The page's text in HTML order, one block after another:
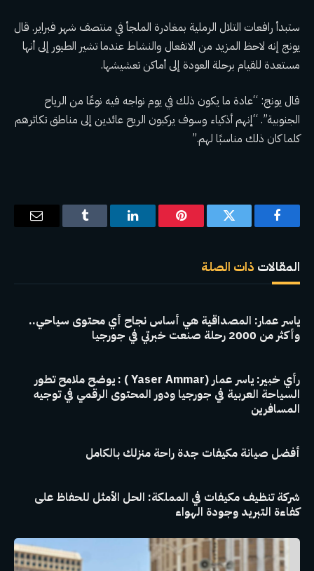
ستبدأ رافعات التلال الرملية بمغادرة الملجأ في منتصف شهر فبراير. قال
يونج إنه لاحظ المزيد من الانفعال والنشاط عندما تشير الطيور إلى أنها
مستعدة للقيام برحلة العودة إلى أماكن تعشيشها.
قال يونج: “عادة ما يكون ذلك في يوم نواجه فيه نوعًا من الرياح
الجنوبية”. “إنهم أذكياء وسوف يركبون الريح عائدين إلى مناطق تكاثرهم
كلما كان ذلك مناسبًا لهم.”
فيسبوك تويتر بينتيريستلينكدإن Tumblr
البريد
المقالات ذات الصلة
ياسر عمار: المصداقية هي أساس نجاح أي محتوى سياحي..
وأكثر من 2000 رحلة صنعت خبرتي في جورجيا
رأي خبير: ياسر عمار (Yaser Ammar ) : يوضح ملامح تطور
السياحة العربية في جورجيا ودور المحتوى الرقمي في توجيه
المسافرين
أفضل صيانة مكيفات جدة راحة منزلك بالكامل
شركة تنظيف مكيفات في المملكة: الحل الأمثل للحفاظ على
كفاءة التبريد وجودة الهواء